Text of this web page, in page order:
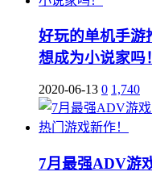
好玩的单机手游
想成为小说家吗！
2020-06-13 0 1,740
7月最强ADV游